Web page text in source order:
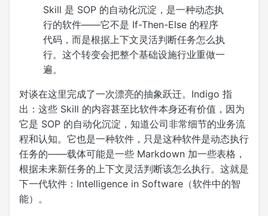
Skill 是 SOP 的自动化沉淀，是一种动态执
行的软件——它不是 If-Then-Else 的程序
代码，而是根据上下文灵活判断任务怎么执
行。这个转变会把整个基础设施行业重做一
遍。
对谈在这里完成了一次漂亮的抽象跃迁。Indigo 指
出：这些 Skill 的内容甚至比软件本身还有价值，因为
它是 SOP 的自动化沉淀，知道公司非常细节的业务流
程和认知。它也是一种软件，只是这种软件是动态执行
任务的——载体可能是一些 Markdown 加一些表格，
根据未来新任务的上下文灵活判断该怎么执行。这就是
下一代软件：Intelligence in Software（软件中的智
能）。